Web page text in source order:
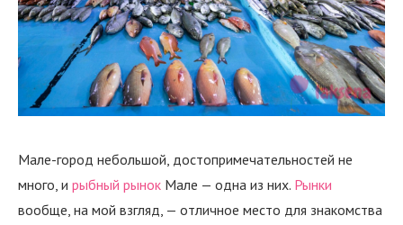
Мале-город небольшой, достопримечательностей не
много, и рыбный рынок Мале — одна из них. Рынки
вообще, на мой взгляд, — отличное место для знакомства